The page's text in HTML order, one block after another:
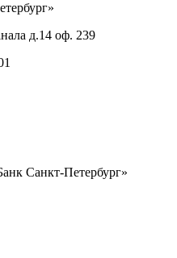
д.14 оф. 239
Санкт-Петербург»